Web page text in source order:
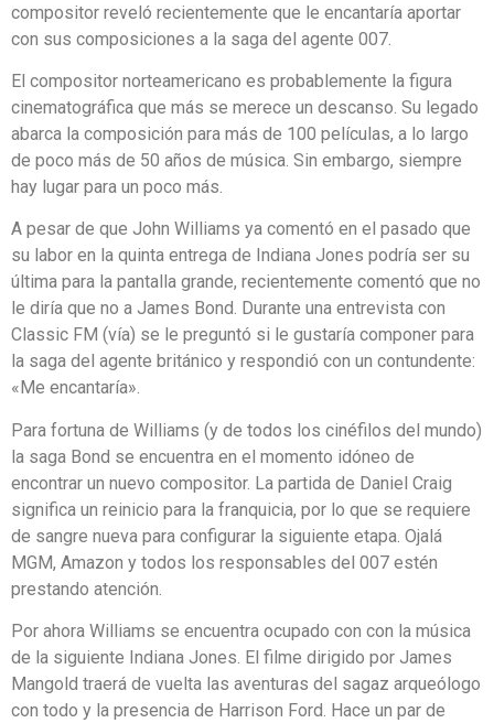
compositor reveló recientemente que le encantaría aportar
con sus composiciones a la saga del agente 007.
El compositor norteamericano es probablemente la figura
cinematográfica que más se merece un descanso. Su legado
abarca la composición para más de 100 películas, a lo largo
de poco más de 50 años de música. Sin embargo, siempre
hay lugar para un poco más.
A pesar de que John Williams ya comentó en el pasado que
su labor en la quinta entrega de Indiana Jones podría ser su
última para la pantalla grande, recientemente comentó que no
le diría que no a James Bond. Durante una entrevista con
Classic FM (vía) se le preguntó si le gustaría componer para
la saga del agente británico y respondió con un contundente:
«Me encantaría».
Para fortuna de Williams (y de todos los cinéfilos del mundo)
la saga Bond se encuentra en el momento idóneo de
encontrar un nuevo compositor. La partida de Daniel Craig
significa un reinicio para la franquicia, por lo que se requiere
de sangre nueva para configurar la siguiente etapa. Ojalá
MGM, Amazon y todos los responsables del 007 estén
prestando atención.
Por ahora Williams se encuentra ocupado con con la música
de la siguiente Indiana Jones. El filme dirigido por James
Mangold traerá de vuelta las aventuras del sagaz arqueólogo
con todo y la presencia de Harrison Ford. Hace un par de